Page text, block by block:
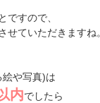
ですので、
せていただきますね。
や写真)は
内でしたら